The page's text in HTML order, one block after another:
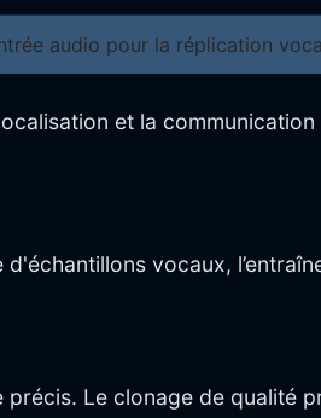
audio pour la réplication
et la
vocaux,
Le clonage de qualité